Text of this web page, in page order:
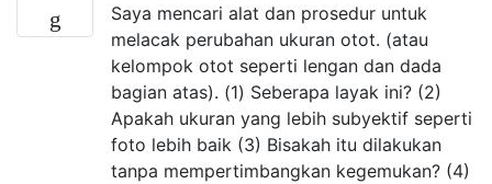
Saya mencari alat dan prosedur untuk
melacak perubahan ukuran otot. (atau
kelompok otot seperti lengan dan dada
bagian atas). (1) Seberapa layak ini? (2)
Apakah ukuran yang lebih subyektif seperti
foto lebih baik (3) Bisakah itu dilakukan
tanpa mempertimbangkan kegemukan? (4)